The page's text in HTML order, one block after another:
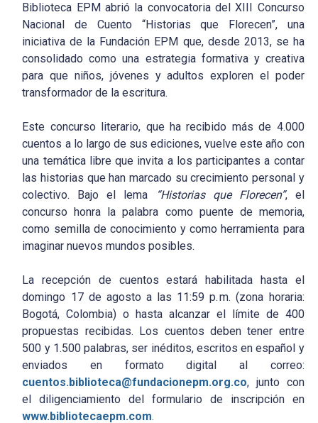
Biblioteca EPM abrió la convocatoria del XIII Concurso
Nacional de Cuento “Historias que Florecen”, una
iniciativa de la Fundación EPM que, desde 2013, se ha
consolidado como una estrategia formativa y creativa
para que niños, jóvenes y adultos exploren el poder
transformador de la escritura.
Este concurso literario, que ha recibido más de 4.000
cuentos a lo largo de sus ediciones, vuelve este año con
una temática libre que invita a los participantes a contar
las historias que han marcado su crecimiento personal y
colectivo. Bajo el lema
“Historias que Florecen”, el
concurso honra la palabra como puente de memoria,
como semilla de conocimiento y como herramienta para
imaginar nuevos mundos posibles.
La recepción de cuentos estará habilitada hasta el
domingo 17 de agosto a las 11:59 p. m. (zona horaria:
Bogotá, Colombia) o hasta alcanzar el límite de 400
propuestas recibidas. Los cuentos deben tener entre
500 y 1.500 palabras, ser inéditos, escritos en español y
enviados en formato digital al correo:
cuentos.biblioteca@fundacionepm.org.co, junto con
el diligenciamiento del formulario de inscripción en
www.bibliotecaepm.com.